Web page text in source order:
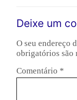
Deixe um
O seu endereço
obrigatórios são
Comentário *